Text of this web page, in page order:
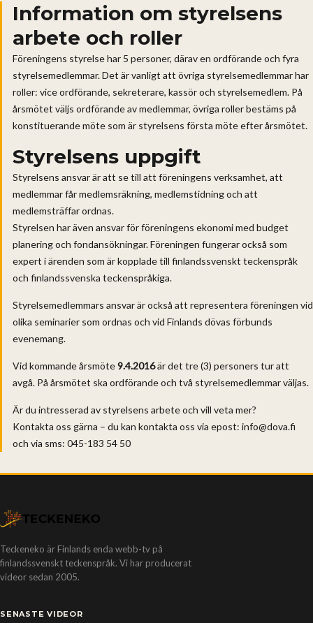
Information om styrelsens
arbete och roller
Föreningens styrelse har 5 personer, därav en ordförande och fyra
styrelsemedlemmar. Det är vanligt att övriga styrelsemedlemmar har
roller: vice ordförande, sekreterare, kassör och styrelsemedlem. På
årsmötet väljs ordförande av medlemmar, övriga roller bestäms på
konstituerande möte som är styrelsens första möte efter årsmötet.
Styrelsens uppgift
Styrelsens ansvar är att se till att föreningens verksamhet, att
medlemmar får medlemsräkning, medlemstidning och att
medlemsträffar ordnas.
Styrelsen har även ansvar för föreningens ekonomi med budget
planering och fondansökningar. Föreningen fungerar också som
expert i ärenden som är kopplade till finlandssvenskt teckenspråk
och finlandssvenska teckenspråkiga.
Styrelsemedlemmars ansvar är också att representera föreningen vid
olika seminarier som ordnas och vid Finlands dövas förbunds
evenemang.
Vid kommande årsmöte9.4.2016är det tre (3) personers tur att
avgå. På årsmötet ska ordförande och två styrelsemedlemmar väljas.
Är du intresserad av styrelsens arbete och vill veta mer?
Kontakta oss gärna – du kan kontakta oss via epost: info@dova.fi
och via sms: 045-183 54 50
Teckeneko är Finlands enda webb-tv på
finlandssvenskt teckenspråk. Vi har producerat
videor sedan 2005.
SENASTE VIDEOR